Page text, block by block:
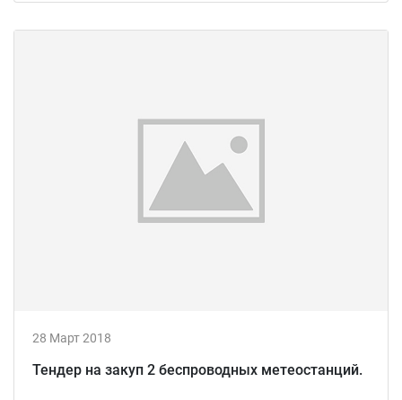
28 Март 2018
Тендер на закуп 2 беспроводных метеостанций.